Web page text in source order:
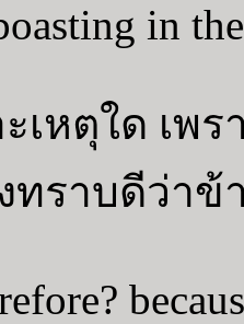
in
ะเหตุใด เ
ทราบดีว่า